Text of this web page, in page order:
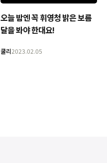
오늘 밤엔 꼭 휘영청 밝은 보름
달을 봐야 한대요!
쿨리2023.02.05